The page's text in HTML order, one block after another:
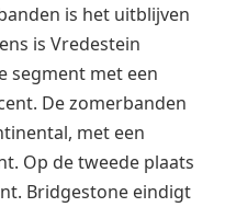
is het uitblijven
is Vredestein
segment met een
De zomerbanden
met een
Op de tweede plaats
Bridgestone eindigt